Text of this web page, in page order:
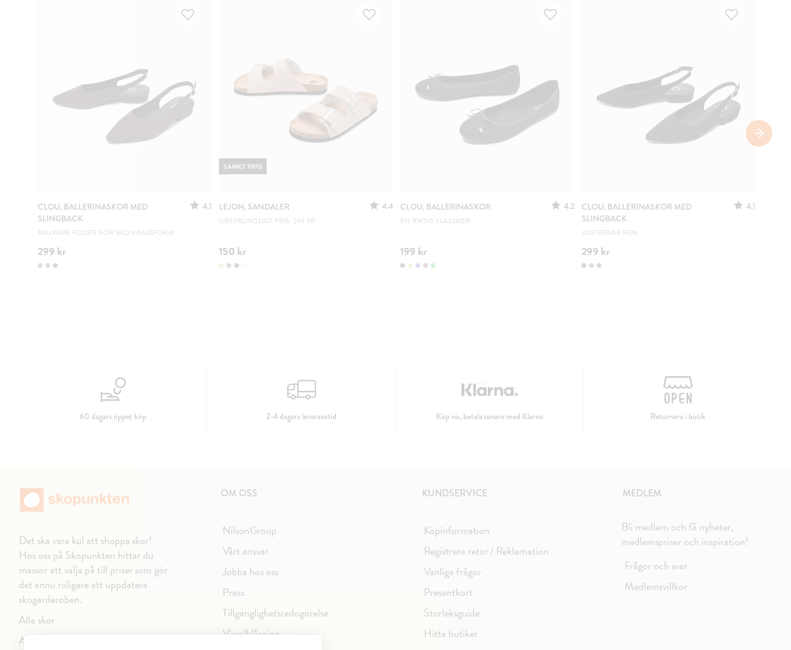
CLOU, BALLERINASKOR MED
SLINGBACK
4.1
MJUKARE FODER FÖR SKÖN PASSFORM
299 kr
LEJON, SANDALER 4.4
URSPRUNGLIGT PRIS: 249 KR
150 kr
SÄNKT PRIS
CLOU, BALLERINASKOR 4.2
EN RIKTIG KLASSIKER
199 kr
CLOU, BALLERINASKOR MED
SLINGBACK
4.1
JUSTERBAR REM
299 kr
60 dagars öppet köp 2-4 dagars leveranstid Köp nu, betala senare med Klarna Returnera i butik
Det ska vara kul att shoppa skor!
Hos oss på Skopunkten hittar du
massor att välja på till priser som gör
det ännu roligare att uppdatera
skogarderoben.
Alla skor
Alla varumärken
OM OSS
NilsonGroup
Vårt ansvar
Jobba hos oss
Press
Tillgänglighetsredogörelse
Visselblåsning
KUNDSERVICE
Köpinformation
Registrera retur / Reklamation
Vanliga frågor
Presentkort
Storleksguide
Hitta butiker
MEDLEM
Bli medlem och få nyheter,
medlemspriser och inspiration!
Frågor och svar
Medlemsvillkor